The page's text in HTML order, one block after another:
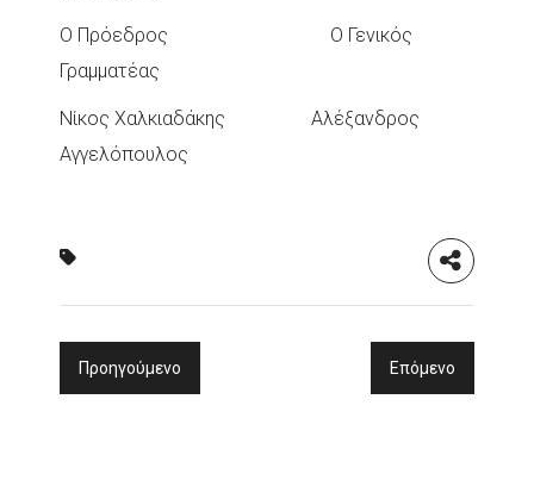
Ο Πρόεδρος Ο Γενικός
Γραμματέας
Νίκος Χαλκιαδάκης Αλέξανδρος
Αγγελόπουλος
Προηγούμενο Επόμενο